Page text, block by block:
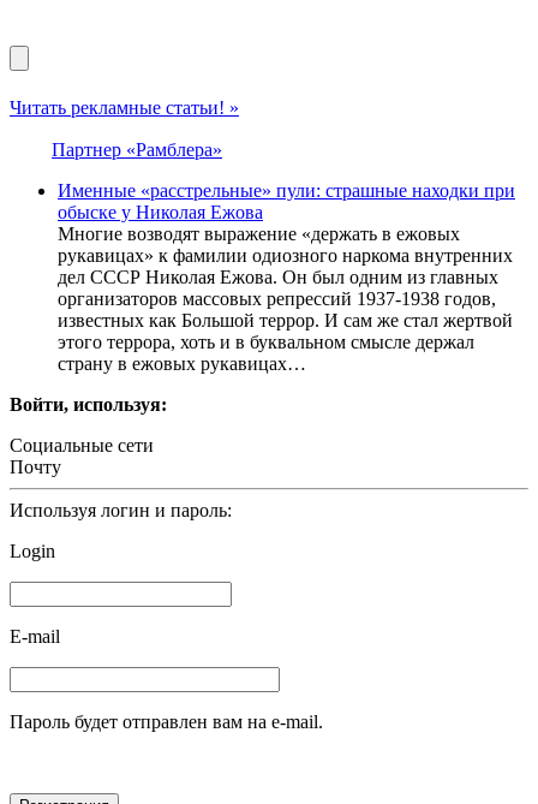
Читать рекламные статьи! »
Партнер «Рамблера»
Именные «расстрельные» пули: страшные находки при
обыске у Николая Ежова
Многие возводят выражение «держать в ежовых
рукавицах» к фамилии одиозного наркома внутренних
дел СССР Николая Ежова. Он был одним из главных
организаторов массовых репрессий 1937-1938 годов,
известных как Большой террор. И сам же стал жертвой
этого террора, хоть и в буквальном смысле держал
страну в ежовых рукавицах…
Войти, используя:
Социальные сети
Почту
Используя логин и пароль:
Login
E-mail
Пароль будет отправлен вам на e-mail.